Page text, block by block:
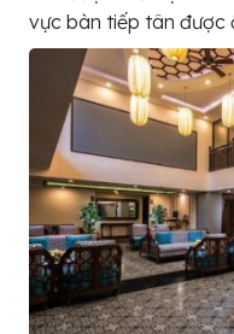
vực bàn tiếp tân được